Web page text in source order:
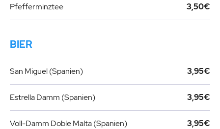
Pfefferminztee 3,50€
BIER
San Miguel (Spanien) 3,95€
Estrella Damm (Spanien) 3,95€
Voll-Damm Doble Malta (Spanien) 3,95€